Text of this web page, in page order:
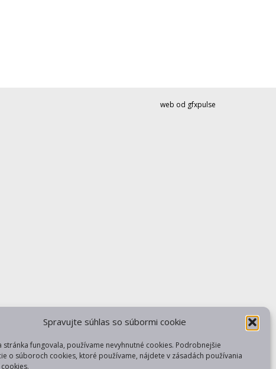
Spravujte súhlas so súbormi cookie
stránka fungovala, používame nevyhnutné cookies. Podrobnejšie
o súboroch cookies, ktoré používame, nájdete v zásadách používania
web od gfxpulse